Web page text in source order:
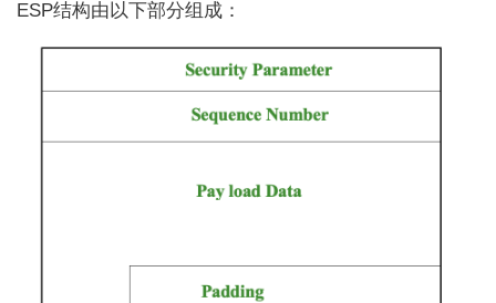
ESP结构由以下部分组成：